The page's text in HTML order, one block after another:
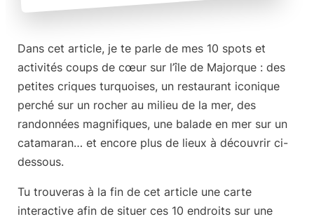
Dans cet article, je te parle de mes 10 spots et
activités coups de cœur sur l’île de Majorque : des
petites criques turquoises, un restaurant iconique
perché sur un rocher au milieu de la mer, des
randonnées magnifiques, une balade en mer sur un
catamaran… et encore plus de lieux à découvrir ci-
dessous.
Tu trouveras à la fin de cet article une carte
interactive afin de situer ces 10 endroits sur une